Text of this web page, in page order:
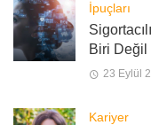
İpuçları
Biri Değil
23 Eylül
Kariyer